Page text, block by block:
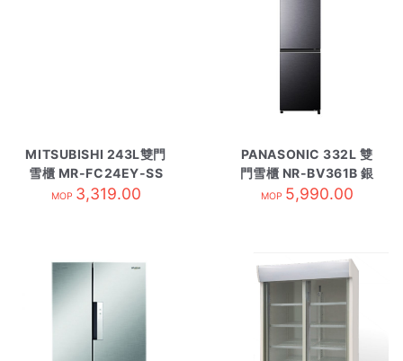
MITSUBISHI 243L雙門
雪櫃 MR-FC24EY-SS
鈦銀
MOP 3,319.00
PANASONIC 332L 雙
門雪櫃 NR-BV361B 銀
MOP 5,990.00